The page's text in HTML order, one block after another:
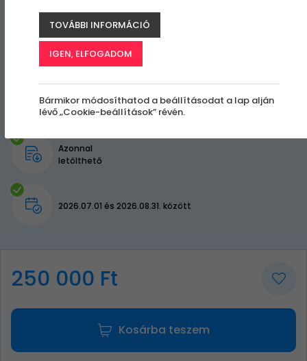
Azonnal
letölthető
2026.07.01 és 2026.08.31. között
250 000 Ft
Kosárba teszem
TOVÁBBI INFORMÁCIÓ
IGEN, ELFOGADOM
Bármikor módosíthatod a beállításodat a lap alján
lévő „Cookie-beállítások” révén.